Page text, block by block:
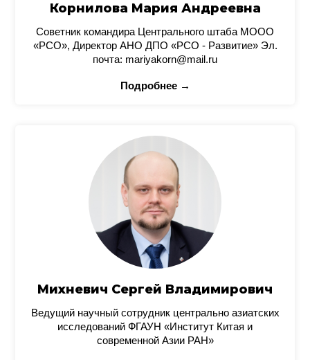
Корнилова Мария Андреевна
Советник командира Центрального штаба МООО
«РСО», Директор АНО ДПО «РСО - Развитие» Эл.
почта: mariyakorn@mail.ru
Подробнее →
Михневич Сергей Владимирович
Ведущий научный сотрудник центрально азиатских
исследований ФГАУН «Институт Китая и
современной Азии РАН»